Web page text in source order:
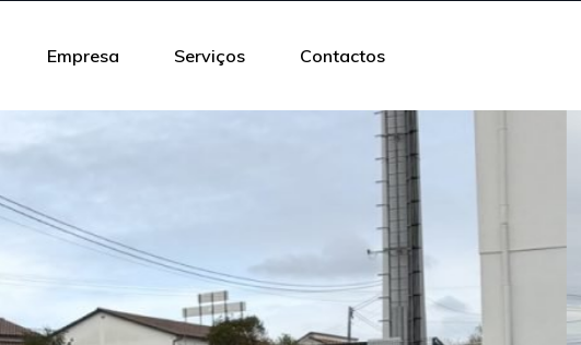
Empresa Serviços Contactos